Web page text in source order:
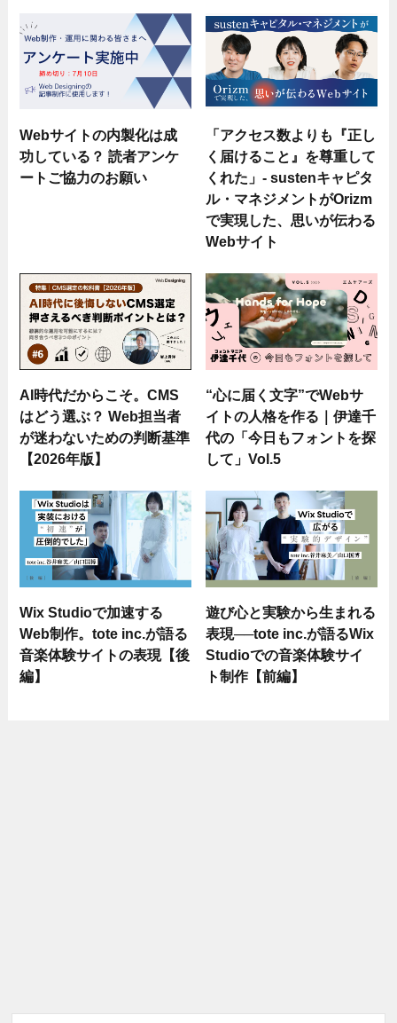
Webサイトの内製化は成
功している？ 読者アンケ
ートご協力のお願い
「アクセス数よりも『正し
く届けること』を尊重して
くれた」- sustenキャピタ
ル・マネジメントがOrizm
で実現した、思いが伝わる
Webサイト
AI時代だからこそ。CMS
はどう選ぶ？ Web担当者
が迷わないための判断基準
【2026年版】
“心に届く文字”でWebサ
イトの人格を作る｜伊達千
代の「今日もフォントを探
して」Vol.5
Wix Studioで加速する
Web制作。tote inc.が語る
音楽体験サイトの表現【後
編】
遊び心と実験から生まれる
表現──tote inc.が語るWix
Studioでの音楽体験サイ
ト制作【前編】